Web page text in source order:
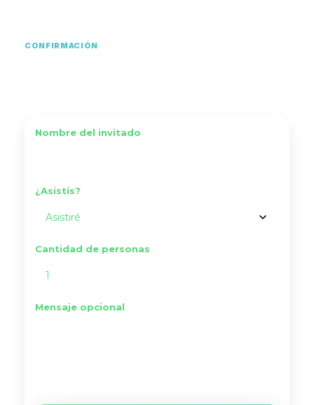
Nombre del invitado
¿Asistís?
Cantidad de personas
Mensaje opcional